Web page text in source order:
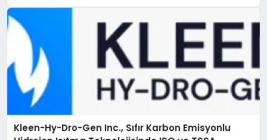
Kleen-Hy-Dro-Gen Inc., Sıfır Karbon Emisyonlu